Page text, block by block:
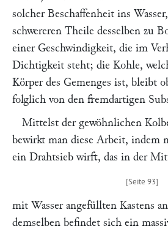
solcher Beschaffenheit ins
schwereren Theile desselben zu
einer Geschwindigkeit, die im
Dichtigkeit steht; die Kohle,
Körper des Gemenges ist, bleibt
folglich von den fremdartigen
Mittelst der gewöhnlichen
bewirkt man diese Arbeit, indem
ein Drahtsieb wirft, das in der
mit Wasser angefüllten Kastens
demselben befindet sich ein